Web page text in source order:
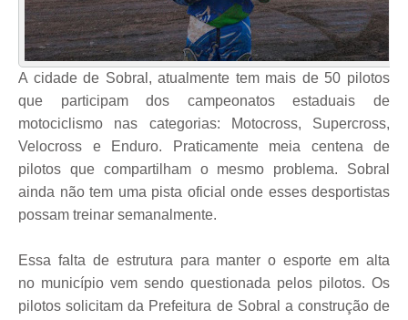
A cidade de Sobral, atualmente tem mais de 50 pilotos
que participam dos campeonatos estaduais de
motociclismo nas categorias: Motocross, Supercross,
Velocross e Enduro. Praticamente meia centena de
pilotos que compartilham o mesmo problema. Sobral
ainda não tem uma pista oficial onde esses desportistas
possam treinar semanalmente.
Essa falta de estrutura para manter o esporte em alta
no município vem sendo questionada pelos pilotos. Os
pilotos solicitam da Prefeitura de Sobral a construção de